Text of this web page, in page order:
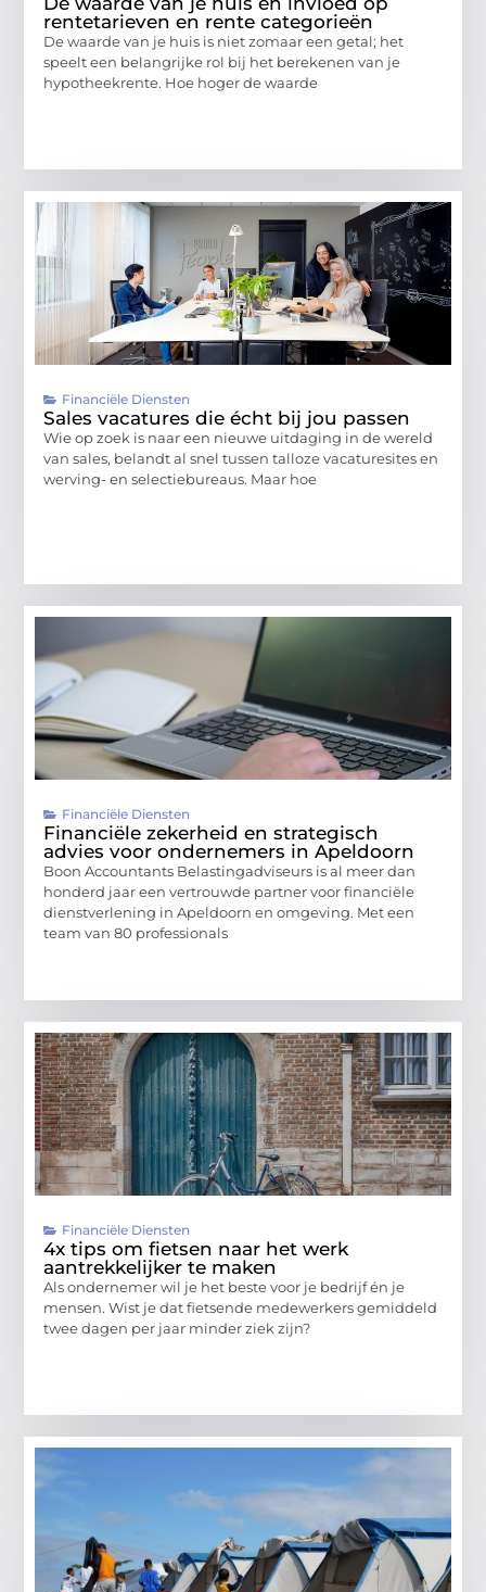
rentetarieven en rente categorieën
De waarde van je huis is niet zomaar een getal; het
speelt een belangrijke rol bij het berekenen van je
hypotheekrente. Hoe hoger de waarde
Financiële Diensten
Sales vacatures die écht bij jou passen
Wie op zoek is naar een nieuwe uitdaging in de wereld
van sales, belandt al snel tussen talloze vacaturesites en
werving- en selectiebureaus. Maar hoe
Financiële Diensten
Financiële zekerheid en strategisch
advies voor ondernemers in Apeldoorn
Boon Accountants Belastingadviseurs is al meer dan
honderd jaar een vertrouwde partner voor financiële
dienstverlening in Apeldoorn en omgeving. Met een
team van 80 professionals
Financiële Diensten
4x tips om fietsen naar het werk
aantrekkelijker te maken
Als ondernemer wil je het beste voor je bedrijf én je
mensen. Wist je dat fietsende medewerkers gemiddeld
twee dagen per jaar minder ziek zijn?